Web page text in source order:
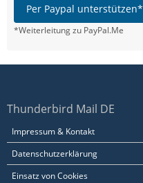
Per Paypal unterstützen*
*Weiterleitung zu PayPal.Me
Thunderbird Mail DE
Impressum & Kontakt
Datenschutzerklärung
Einsatz von Cookies